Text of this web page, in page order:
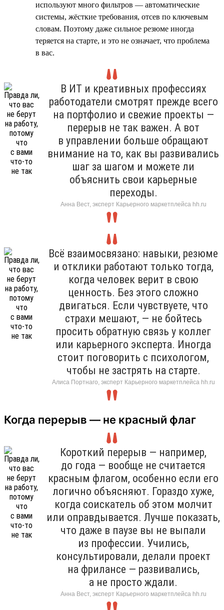
используют много фильтров — автоматические
системы, жёсткие требования, отсев по ключевым
словам. Поэтому даже сильное резюме иногда
теряется на старте, и это не означает, что проблема
в вас.
В ИТ и креативных профессиях
работодатели смотрят прежде всего
на портфолио и свежие проекты —
перерыв не так важен. А вот
в управлении больше обращают
внимание на то, как вы развивались
шаг за шагом и можете ли
объяснить свои карьерные
переходы.
Анна Вест, эксперт Карьерного маркетплейса hh.ru
Всё взаимосвязано: навыки, резюме
и отклики работают только тогда,
когда человек верит в свою
ценность. Без этого сложно
двигаться. Если чувствуете, что
страхи мешают, — не бойтесь
просить обратную связь у коллег
или карьерного эксперта. Иногда
стоит поговорить с психологом,
чтобы не застрять на старте.
Алиса Портнаго, эксперт Карьерного маркетплейса hh.ru
Когда перерыв — не красный флаг
Короткий перерыв — например,
до года — вообще не считается
красным флагом, особенно если его
логично объясняют. Гораздо хуже,
когда соискатель об этом молчит
или оправдывается. Лучше показать,
что даже в паузе вы не выпали
из профессии. Учились,
консультировали, делали проект
на фрилансе — развивались,
а не просто ждали.
Анна Вест, эксперт Карьерного маркетплейса hh.ru